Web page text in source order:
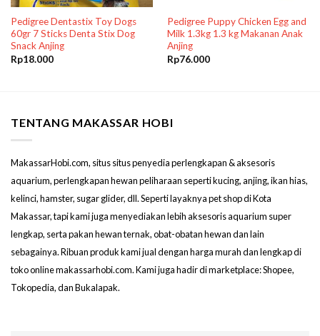
Pedigree Dentastix Toy Dogs
60gr 7 Sticks Denta Stix Dog
Snack Anjing
Rp18.000
Pedigree Puppy Chicken Egg and
Milk 1.3kg 1.3 kg Makanan Anak
Anjing
Rp76.000
TENTANG MAKASSAR HOBI
MakassarHobi.com, situs situs penyedia perlengkapan & aksesoris
aquarium, perlengkapan hewan peliharaan seperti kucing, anjing, ikan hias,
kelinci, hamster, sugar glider, dll. Seperti layaknya pet shop di Kota
Makassar, tapi kami juga menyediakan lebih aksesoris aquarium super
lengkap, serta pakan hewan ternak, obat-obatan hewan dan lain
sebagainya. Ribuan produk kami jual dengan harga murah dan lengkap di
toko online makassarhobi.com. Kami juga hadir di marketplace: Shopee,
Tokopedia, dan Bukalapak.